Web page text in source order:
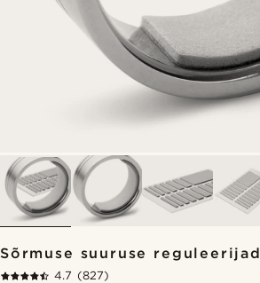
Sõrmuse suuruse reguleerijad
4.7 (827)